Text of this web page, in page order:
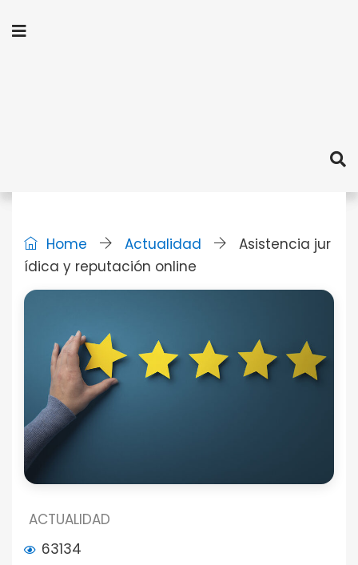
Home Actualidad
Asistencia jur
ídica y reputación online
ACTUALIDAD
63134